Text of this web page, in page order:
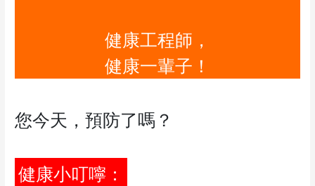
健康工程師，
健康一輩子！
您今天，預防了嗎？
健康小叮嚀：